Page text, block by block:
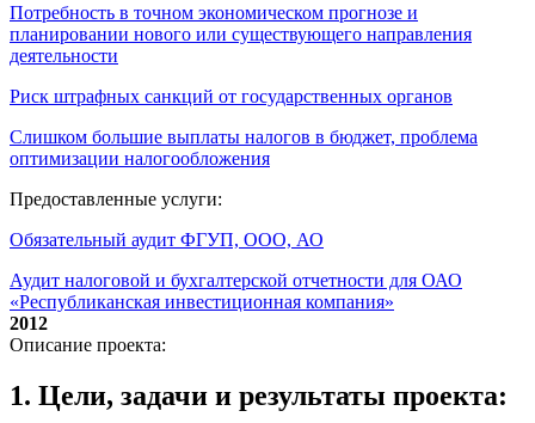
Потребность в точном экономическом прогнозе и
планировании нового или существующего направления
деятельности
Риск штрафных санкций от государственных органов
Слишком большие выплаты налогов в бюджет, проблема
оптимизации налогообложения
Предоставленные услуги:
Обязательный аудит ФГУП, ООО, АО
Аудит налоговой и бухгалтерской отчетности для ОАО
«Республиканская инвестиционная компания»
2012
Описание проекта:
1. Цели, задачи и результаты проекта: